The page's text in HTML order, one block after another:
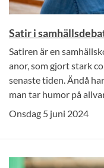
Satir i
Satiren är en
anor, som gjort stark
senaste tiden. Ändå
man tar humor på
Onsdag 5 juni 2024